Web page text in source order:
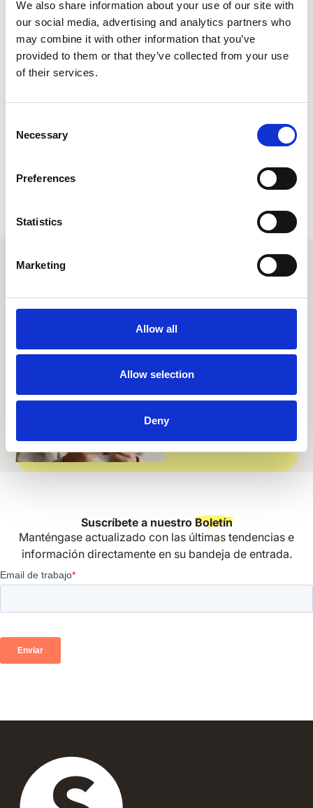
We also share information about your use of our site with
our social media, advertising and analytics partners who
may combine it with other information that you’ve
provided to them or that they’ve collected from your use
of their services.
Selection
Necessary
Preferences
Statistics
Marketing
Allow all
Allow selection
Deny
la gestión interna en cualquier empresa.¿Listo para
dar el paso hacia una gestión de RRHH más
efectiva?
Descubre cómo Speakap puede transformar tu
demostración gratuita y comienza a potenciar tu
Suscríbete a nuestro Boletín
Manténgase actualizado con las últimas tendencias e
información directamente en su bandeja de entrada.